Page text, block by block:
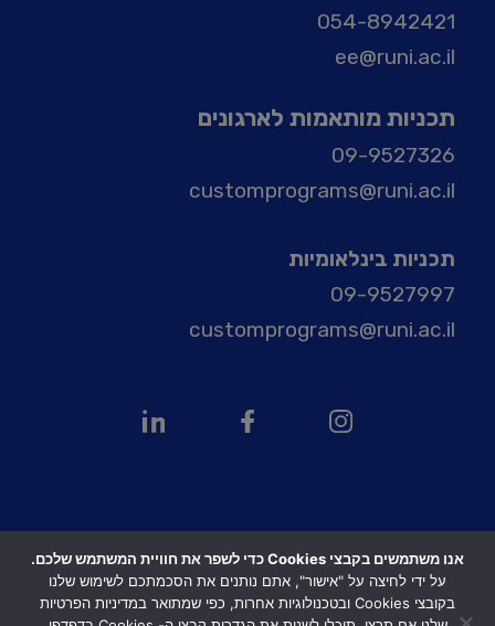
054-8942421
ee@runi.ac.il
תכניות מותאמות לארגונים
09-9527326
customprograms@runi.ac.il
תכניות בינלאומיות
09-9527997
customprograms@runi.ac.il
Copyright ©Reichman .All right reserved
Design & Code by Elevate
אנו משתמשים בקבצי Cookies כדי לשפר את חוויית המשתמש שלכם.
על ידי לחיצה על "אישור", אתם נותנים את הסכמתכם לשימוש שלנו
בקובצי Cookies ובטכנולוגיות אחרות, כפי שמתואר במדיניות הפרטיות